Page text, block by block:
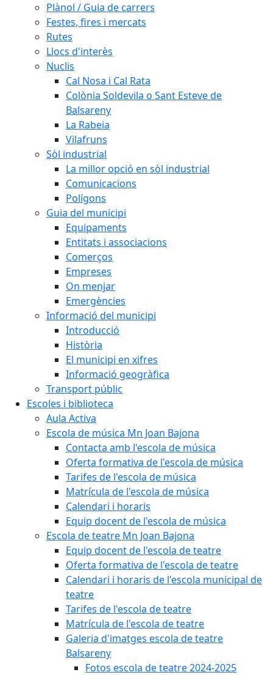
Plànol / Guia de carrers
Festes, fires i mercats
Rutes
Llocs d'interès
Nuclis
Cal Nosa i Cal Rata
Colònia Soldevila o Sant Esteve de
Balsareny
La Rabeia
Vilafruns
Sòl industrial
La millor opció en sòl industrial
Comunicacions
Polígons
Guia del municipi
Equipaments
Entitats i associacions
Comerços
Empreses
On menjar
Emergències
Informació del municipi
Introducció
Història
El municipi en xifres
Informació geogràfica
Transport públic
Escoles i biblioteca
Aula Activa
Escola de música Mn Joan Bajona
Contacta amb l'escola de música
Oferta formativa de l'escola de música
Tarifes de l'escola de música
Matrícula de l'escola de música
Calendari i horaris
Equip docent de l'escola de música
Escola de teatre Mn Joan Bajona
Equip docent de l'escola de teatre
Oferta formativa de l'escola de teatre
Calendari i horaris de l'escola municipal de
teatre
Tarifes de l'escola de teatre
Matrícula de l'escola de teatre
Galeria d'imatges escola de teatre
Balsareny
Fotos escola de teatre 2024-2025